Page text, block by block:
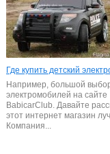
Где купить детский
Например, большой
электромобилей на сайте
BabicarClub. Давайте
этот интернет магазин
Компания...